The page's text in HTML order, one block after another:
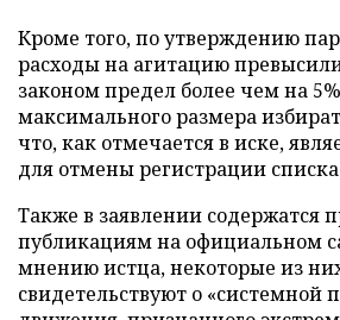
Кроме того, по утверждению
расходы на агитацию
законом предел более чем на
максимального размера
что, как отмечается в иске,
для отмены регистрации
Также в заявлении содержатся
публикациям на официальном
мнению истца, некоторые из
свидетельствуют о «системной